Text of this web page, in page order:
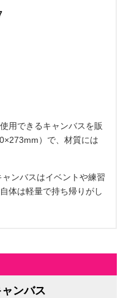
用できるキャンバスを販
）で、材質には
ンバスはイベントや練習
体は軽量で持ち帰りがし
ャンバス